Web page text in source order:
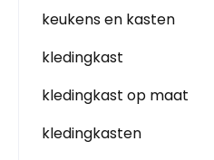
keukens en kasten
kledingkast
kledingkast op maat
kledingkasten